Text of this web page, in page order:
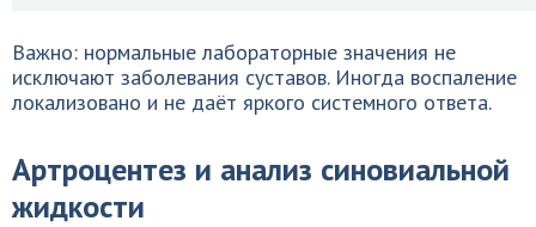
Важно: нормальные лабораторные значения не
исключают заболевания суставов. Иногда воспаление
локализовано и не даёт яркого системного ответа.
Артроцентез и анализ синовиальной
жидкости